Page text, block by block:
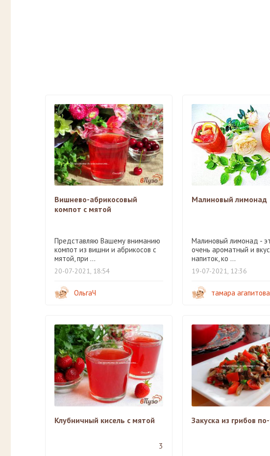
Вишнево-абрикосовый
компот с мятой
Представляю Вашему вниманию
компот из вишни и абрикосов с
мятой, при ...
20-07-2021, 18:54
ОльгаЧ
Малиновый лимонад
Малиновый лимонад -
очень ароматный и
напиток, ко ...
19-07-2021, 12:36
тамара агапитова
Клубничный кисель с мятой
3
Закуска из грибов